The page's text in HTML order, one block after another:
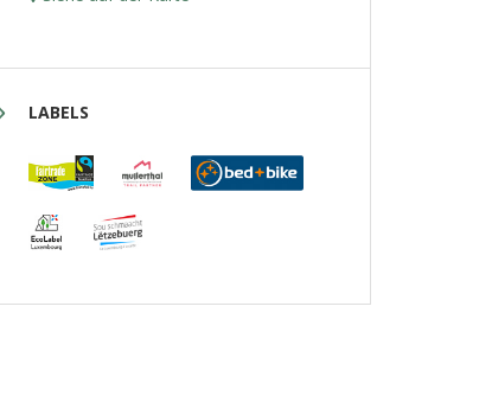
LABELS